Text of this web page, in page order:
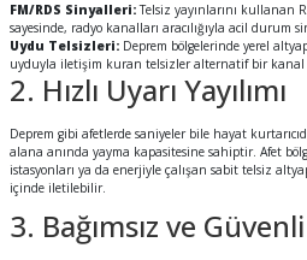
FM/RDS Sinyalleri:Telsiz yayınlarını kullanan
sayesinde, radyo kanalları aracılığıyla acil durum
Uydu Telsizleri: Deprem bölgelerinde yerel
uyduyla iletişim kuran telsizler alternatif bir kanal
2. Hızlı Uyarı Yayılımı
Deprem gibi afetlerde saniyeler bile hayat
alana anında yayma kapasitesine sahiptir. Afet
istasyonları ya da enerjiyle çalışan sabit telsiz
içinde iletilebilir.
3. Bağımsız ve Güvenli